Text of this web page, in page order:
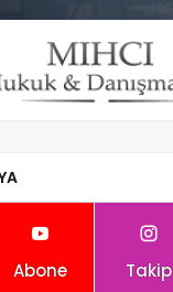
Abone Takip